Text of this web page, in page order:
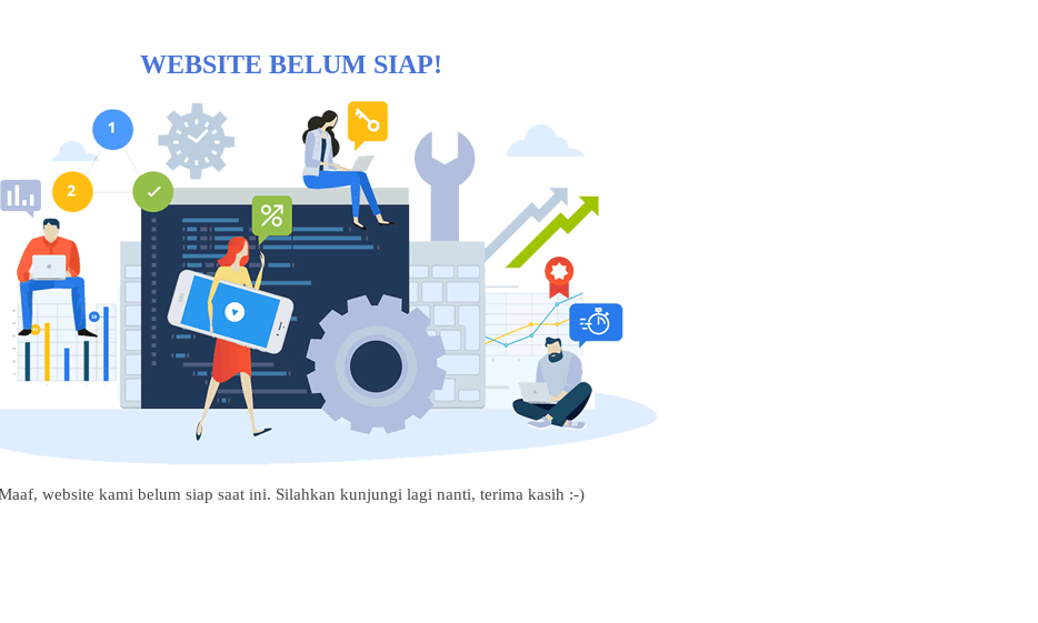
WEBSITE BELUM SIAP!
website kami belum siap saat ini. Silahkan kunjungi lagi nanti, terima kasih :-)